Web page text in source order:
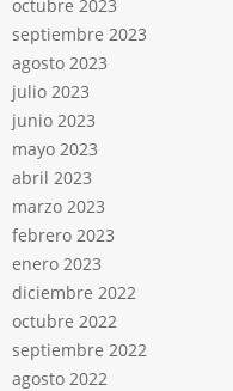
octubre 2023
septiembre 2023
agosto 2023
julio 2023
junio 2023
mayo 2023
abril 2023
marzo 2023
febrero 2023
enero 2023
diciembre 2022
octubre 2022
septiembre 2022
agosto 2022